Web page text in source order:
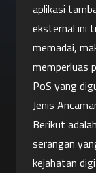
aplikasi
eksternal ini
memadai,
memperluas
PoS yang
Jenis
Berikut
serangan
kejahatan